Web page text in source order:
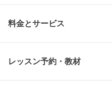
料金とサービス
レッスン予約・教材